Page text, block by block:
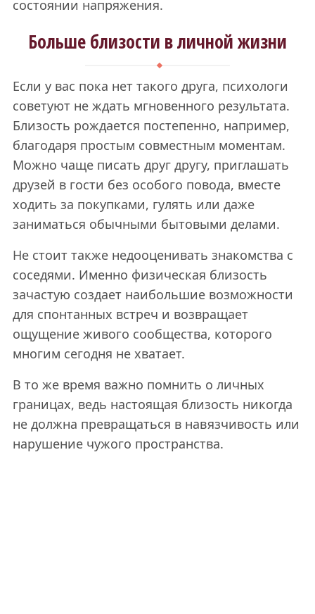
состоянии напряжения.
Больше близости в личной жизни
Если у вас пока нет такого друга, психологи
советуют не ждать мгновенного результата.
Близость рождается постепенно, например,
благодаря простым совместным моментам.
Можно чаще писать друг другу, приглашать
друзей в гости без особого повода, вместе
ходить за покупками, гулять или даже
заниматься обычными бытовыми делами.
Не стоит также недооценивать знакомства с
соседями. Именно физическая близость
зачастую создает наибольшие возможности
для спонтанных встреч и возвращает
ощущение живого сообщества, которого
многим сегодня не хватает.
В то же время важно помнить о личных
границах, ведь настоящая близость никогда
не должна превращаться в навязчивость или
нарушение чужого пространства.